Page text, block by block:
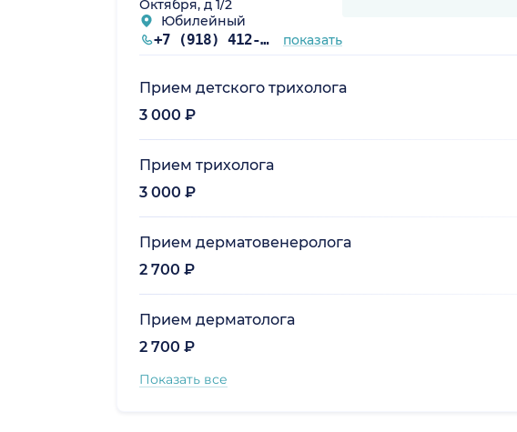
Октября, д 1/2
Юбилейный
+7 (918) 412-85-85 показать
Прием детского трихолога
3 000 ₽
Прием трихолога
3 000 ₽
Прием дерматовенеролога
2 700 ₽
Прием дерматолога
2 700 ₽
Показать все